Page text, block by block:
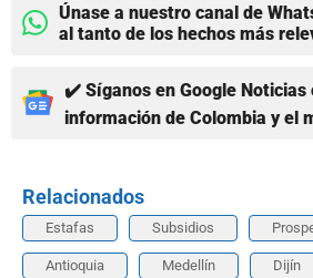
Únase a nuestro canal de
al tanto de los hechos más
✔️ Síganos en Google Noticias
información de Colombia y el
Relacionados
Estafas Subsidios
Antioquia Medellín Dijín